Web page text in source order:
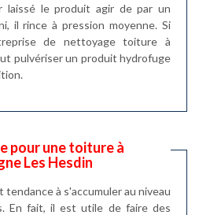
laissé le produit agir de par un
il rince à pression moyenne. Si
de nettoyage toiture à
pulvériser un produit hydrofuge
pour une toiture à
Les Hesdin
à s'accumuler au niveau
En fait, il est utile de faire des